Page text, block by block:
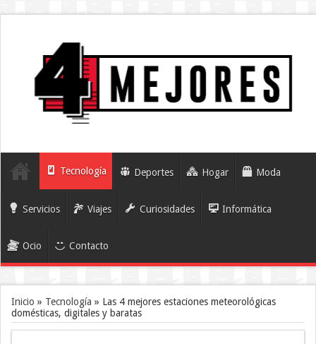
Tecnología Deportes Hogar Moda
Servicios Viajes Curiosidades Informática
Ocio Contacto
Inicio » Tecnología » Las 4 mejores estaciones meteorológicas
domésticas, digitales y baratas